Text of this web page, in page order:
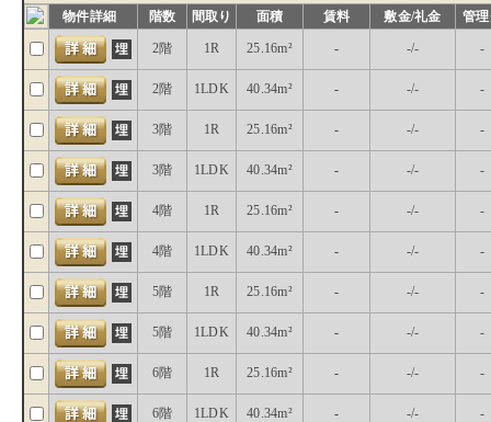
物件詳細
階数 間取り 面積 賃料 敷金/礼金 管
2階 1R 25.16m² - -/- -
2階 1LDK 40.34m² - -/- -
3階 1R 25.16m² - -/- -
3階 1LDK 40.34m² - -/- -
4階 1R 25.16m² - -/- -
4階 1LDK 40.34m² - -/- -
5階 1R 25.16m² - -/- -
5階 1LDK 40.34m² - -/- -
6階 1R 25.16m² - -/- -
6階 1LDK 40.34m² - -/- -